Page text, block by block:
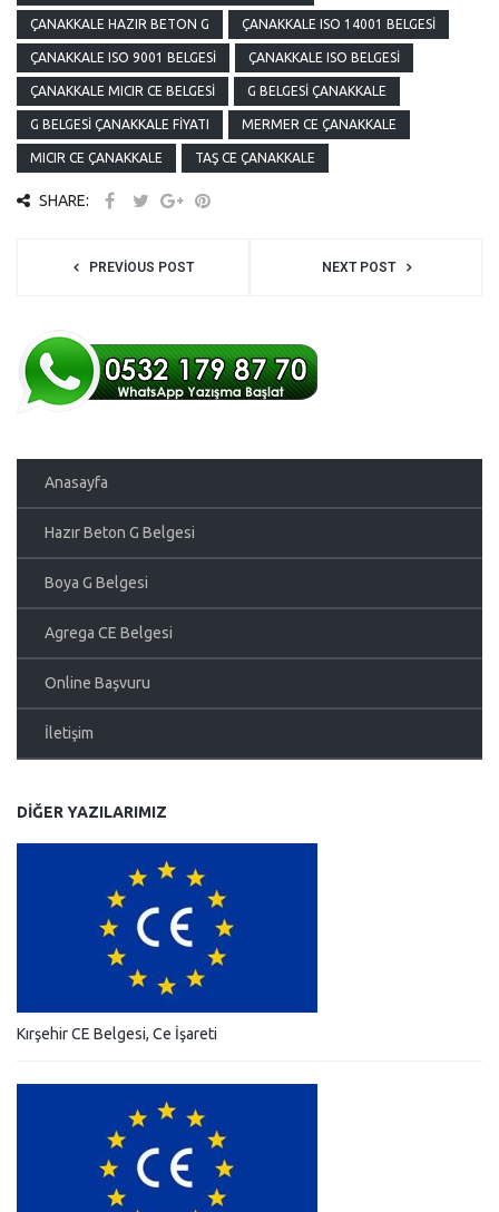
ÇANAKKALE HAZIR BETON G ÇANAKKALE ISO 14001 BELGESI
ÇANAKKALE ISO 9001 BELGESI ÇANAKKALE ISO BELGESI
ÇANAKKALE MICIR CE BELGESI G BELGESI ÇANAKKALE
G BELGESI ÇANAKKALE FIYATI MERMER CE ÇANAKKALE
MICIR CE ÇANAKKALE TAŞ CE ÇANAKKALE
SHARE:
PREVIOUS POST NEXT POST
Anasayfa
Hazır Beton G Belgesi
Boya G Belgesi
Agrega CE Belgesi
Online Başvuru
İletişim
DIĞER YAZILARIMIZ
Kırşehir CE Belgesi, Ce İşareti